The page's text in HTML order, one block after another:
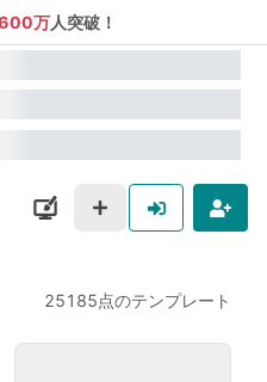
万人突破！
25185点のテンプレート